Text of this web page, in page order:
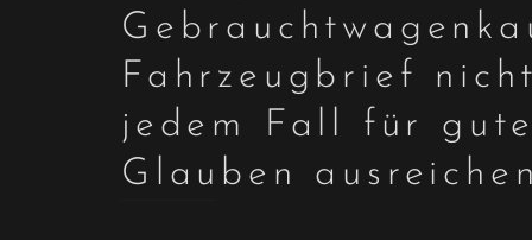
Fahrzeugbrief
jedem Fall für
Glauben